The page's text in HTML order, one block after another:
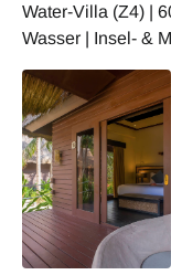
Water-Villa (Z4) |
Wasser | Insel- &